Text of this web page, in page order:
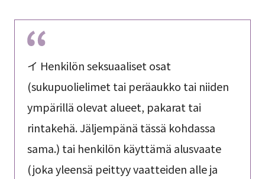
イ Henkilön seksuaaliset osat
(sukupuolielimet tai peräaukko tai niiden
ympärillä olevat alueet, pakarat tai
rintakehä. Jäljempänä tässä kohdassa
sama.) tai henkilön käyttämä alusvaate
(joka yleensä peittyy vaatteiden alle ja